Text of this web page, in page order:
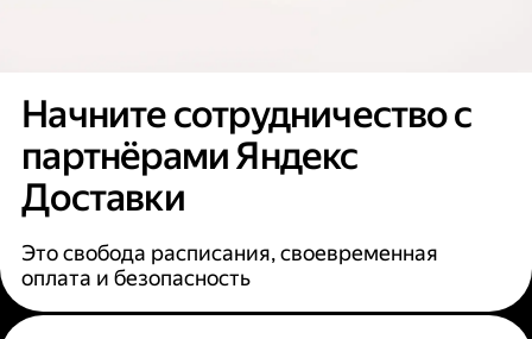
Начните сотрудничество с
партнёрами Яндекс
Доставки
Это свобода расписания, своевременная
оплата и безопасность